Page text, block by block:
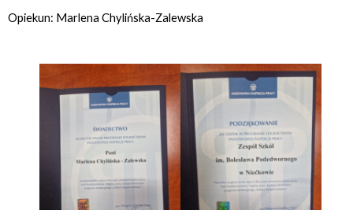
Opiekun: Marlena Chylińska-Zalewska